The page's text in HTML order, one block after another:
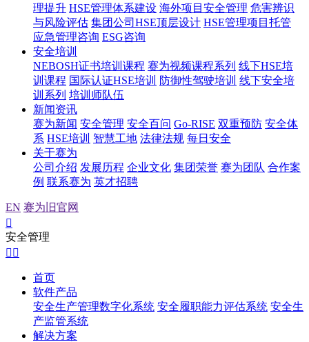
理提升 HSE管理体系建设 海外项目安全管理 危害辨识
与风险评估 集团公司HSE顶层设计 HSE管理项目托管
应急管理咨询 ESG咨询
安全培训
NEBOSH证书培训课程 赛为视频课程系列 线下HSE培
训课程 国际认证HSE培训 防御性驾驶培训 线下安全培
训系列 培训师队伍
新闻资讯
赛为新闻 安全管理 安全百问 Go-RISE 双重预防 安全体
系 HSE培训 智慧工地 法律法规 每日安全
关于赛为
公司介绍 发展历程 企业文化 集团荣誉 赛为团队 合作案
例 联系赛为 英才招聘
EN 赛为旧官网

安全管理
 
首页
软件产品
安全生产管理数字化系统 安全履职能力评估系统 安全生
产监管系统
解决方案